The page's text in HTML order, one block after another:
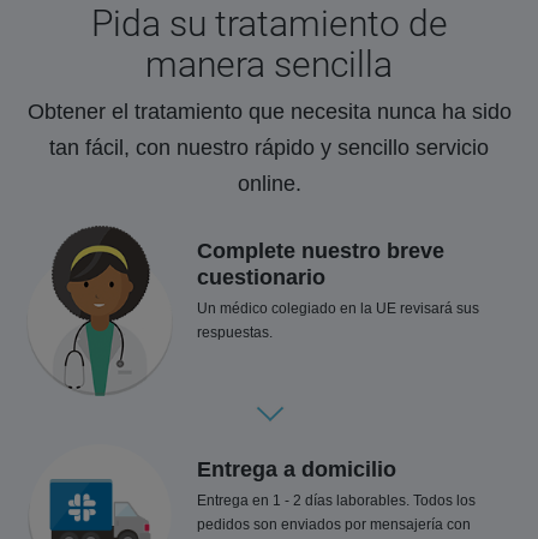
Pida su tratamiento de
manera sencilla
Obtener el tratamiento que necesita nunca ha sido
tan fácil, con nuestro rápido y sencillo servicio
online.
Complete nuestro breve
cuestionario
Un médico colegiado en la UE revisará sus
respuestas.
Entrega a domicilio
Entrega en 1 - 2 días laborables. Todos los
pedidos son enviados por mensajería con